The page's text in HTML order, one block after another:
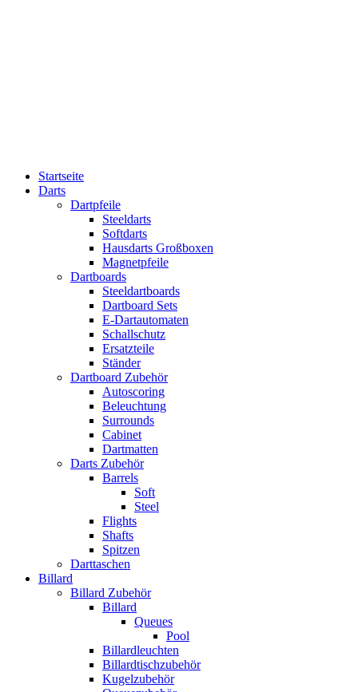
Startseite
Darts
Dartpfeile
Steeldarts
Softdarts
Hausdarts Großboxen
Magnetpfeile
Dartboards
Steeldartboards
Dartboard Sets
E-Dartautomaten
Schallschutz
Ersatzteile
Ständer
Dartboard Zubehör
Autoscoring
Beleuchtung
Surrounds
Cabinet
Dartmatten
Darts Zubehör
Barrels
Soft
Steel
Flights
Shafts
Spitzen
Darttaschen
Billard
Billard Zubehör
Billard
Queues
Pool
Billardleuchten
Billardtischzubehör
Kugelzubehör